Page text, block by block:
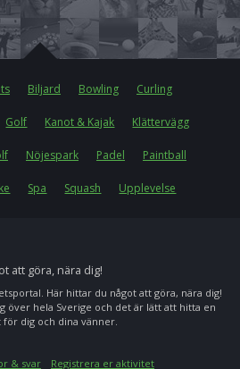
Biljard Bowling Curling
Golf Kanot & Kajak Klättervägg
Nöjespark Padel Paintball
Spa Squash Upplevelse
att göra, nära dig!
Här hittar du något att göra, nära dig!
över hela Sverige och det är lätt att hitta en
dig och dina vänner.
& svar Registrera er aktivitet